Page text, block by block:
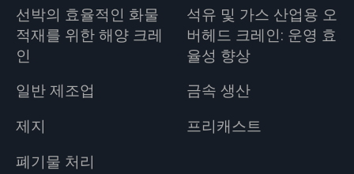
선박의 효율적인 화물
적재를 위한 해양 크레
인
석유 및 가스 산업용 오
버헤드 크레인: 운영 효
율성 향상
일반 제조업
금속 생산
제지
프리캐스트
폐기물 처리